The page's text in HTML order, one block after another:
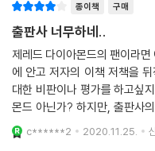
에 맞게 획일화되고 파괴되었
넓은 땅을 위해 민족 이동이 시
을 학살하였다. 이러한 행태는
적이고 잔인하게 이루어진다.
혹성 외에 오직 인간만의 특질
핵이다. 태평양전쟁의 종식을
의 위력과 위협을 실감했음에
렇다면 결국 앞으로 다가올 미
종이책 구매
출판사 너무하네..
제레드 다이아몬드의 팬이라
에 안고 저자의 이책 저책을
대한 비판이나 평가를 하고싶
몬드 아닌가? 하지만, 출판사
떠오르는 책이다. 저자 이름에
책이 아니고 1996
c******2 2020.11.25.